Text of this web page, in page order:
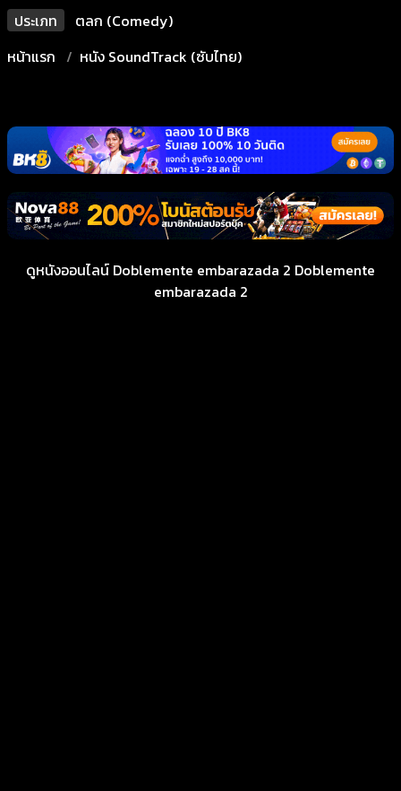
ประเภท
ตลก (Comedy)
หน้าแรก
หนัง SoundTrack (ซับไทย)
ดูหนังออนไลน์ Doblemente embarazada 2 Doblemente
embarazada 2